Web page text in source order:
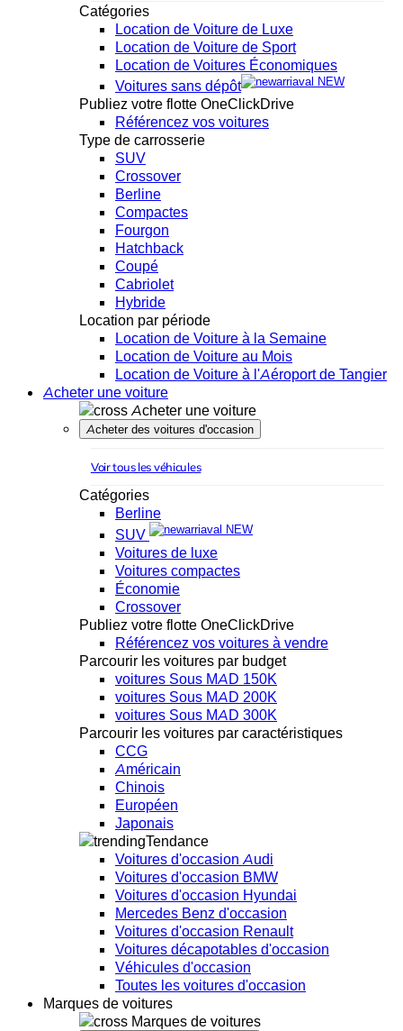
Catégories
Location de Voiture de Luxe
Location de Voiture de Sport
Location de Voitures Économiques
Voitures sans dépôt
NEW
Publiez votre flotte OneClickDrive
Référencez vos voitures
Type de carrosserie
SUV
Crossover
Berline
Compactes
Fourgon
Hatchback
Coupé
Cabriolet
Hybride
Location par période
Location de Voiture à la Semaine
Location de Voiture au Mois
Location de Voiture à l'Aéroport de Tangier
Acheter une voiture
Acheter une voiture
Acheter des voitures d'occasion
Voir tous les véhicules
Catégories
Berline
SUV
NEW
Voitures de luxe
Voitures compactes
Économie
Crossover
Publiez votre flotte OneClickDrive
Référencez vos voitures à vendre
Parcourir les voitures par budget
voitures Sous MAD 150K
voitures Sous MAD 200K
voitures Sous MAD 300K
Parcourir les voitures par caractéristiques
CCG
Américain
Chinois
Européen
Japonais
Tendance
Voitures d'occasion Audi
Voitures d'occasion BMW
Voitures d'occasion Hyundai
Mercedes Benz d'occasion
Voitures d'occasion Renault
Voitures décapotables d'occasion
Véhicules d'occasion
Toutes les voitures d'occasion
Marques de voitures
Marques de voitures